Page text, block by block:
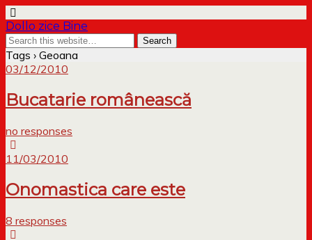
Dollo zice Bine
Tags › Geoana
03/12/2010
Bucatarie românească
no responses
11/03/2010
Onomastica care este
8 responses